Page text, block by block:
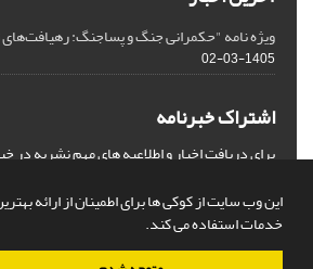
این وب سایت از کوکی ها برای اطمینان از ارائه
خدمات استفاده می کند.
ویژه نامه "حکمرانی جنگ و پساجنگ:
1405-03-02
اشتراک خبرنامه
برای دریافت اخبار و اطلاعیه های مهم نشریه